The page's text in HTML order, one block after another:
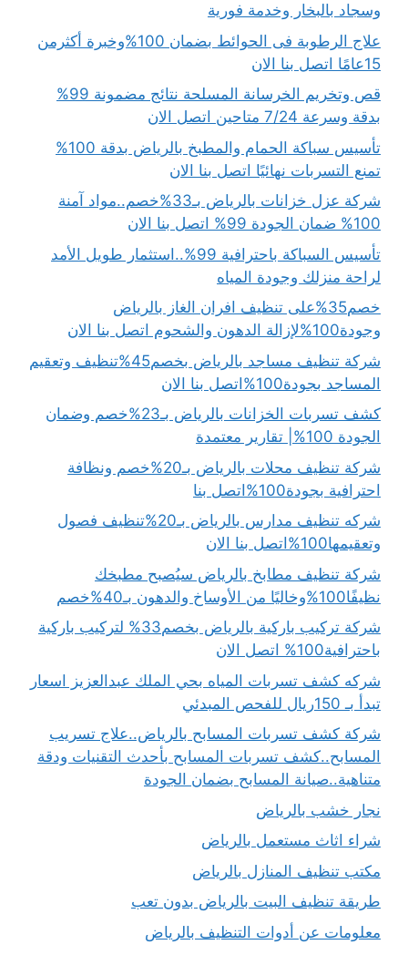
وسجاد بالبخار وخدمة فورية
علاج الرطوبة فى الحوائط بضمان 100%وخبرة أكثرمن
15عامًا اتصل بنا الان
قص وتخريم الخرسانة المسلحة نتائج مضمونة 99%
بدقة وسرعة 7/24 متاحين اتصل الان
تأسيس سباكة الحمام والمطبخ بالرياض بدقة 100%
تمنع التسربات نهائيًا اتصل بنا الان
شركة عزل خزانات بالرياض بـ33%خصم..مواد آمنة
100% ضمان الجودة 99% اتصل بنا الان
تأسيس السباكة باحترافية 99%..استثمار طويل الأمد
لراحة منزلك وجودة المياه
خصم35%على تنظيف افران الغاز بالرياض
وجودة100%لإزالة الدهون والشحوم اتصل بنا الان
شركة تنظيف مساجد بالرياض بخصم45%تنظيف وتعقيم
المساجد بجودة100%اتصل بنا الان
كشف تسربات الخزانات بالرياض بـ23%خصم وضمان
الجودة 100%| تقارير معتمدة
شركة تنظيف محلات بالرياض بـ20%خصم ونظافة
احترافية بجودة100%اتصل بنا
شركه تنظيف مدارس بالرياض بـ20%تنظيف فصول
وتعقيمها100%اتصل بنا الان
شركة تنظيف مطابخ بالرياض سيُصبح مطبخك
نظيفًا100%وخاليًا من الأوساخ والدهون بـ40%خصم
شركة تركيب باركية بالرياض بخصم33% لتركيب باركية
باحترافية100% اتصل الان
شركه كشف تسربات المياه بحي الملك عبدالعزيز اسعار
تبدأ بـ 150ريال للفحص المبدئي
شركة كشف تسربات المسابح بالرياض..علاج تسريب
المسابح..كشف تسربات المسابح بأحدث التقنيات ودقة
متناهية..صيانة المسابح بضمان الجودة
نجار خشب بالرياض
شراء اثاث مستعمل بالرياض
مكتب تنظيف المنازل بالرياض
طريقة تنظيف البيت بالرياض بدون تعب
معلومات عن أدوات التنظيف بالرياض